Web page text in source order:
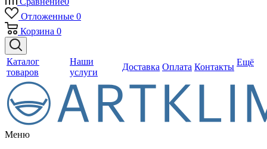
Отложенные 0
Корзина 0
Каталог
товаров
Наши
услуги
Доставка Оплата Контакты Ещё
Меню